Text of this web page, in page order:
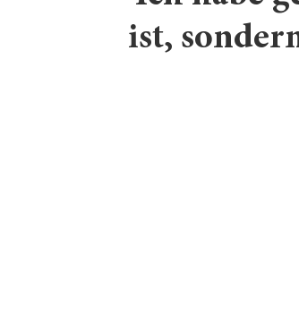
ist,